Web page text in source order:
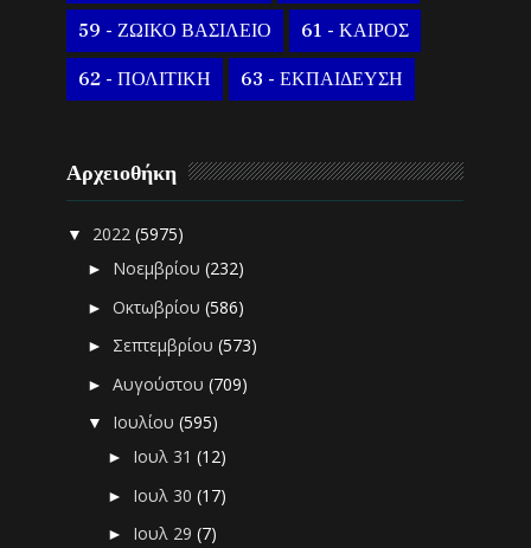
59 - ΖΩΙΚΟ ΒΑΣΙΛΕΙΟ 61 - ΚΑΙΡΟΣ
62 - ΠΟΛΙΤΙΚΗ 63 - ΕΚΠΑΙΔΕΥΣΗ
Αρχειοθήκη
▼ 2022(5975)
► Νοεμβρίου(232)
►Οκτωβρίου(586)
► Σεπτεμβρίου(573)
►Αυγούστου(709)
▼ Ιουλίου(595)
► Ιουλ 31(12)
► Ιουλ 30(17)
► Ιουλ 29(7)